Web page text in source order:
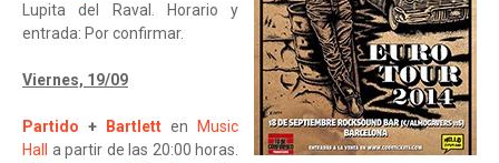
Lupita del Raval. Horario y
entrada: Por confirmar.
Viernes, 19/09
Partido + Bartlett en
Music
Hall
a partir de las 20:00 horas.